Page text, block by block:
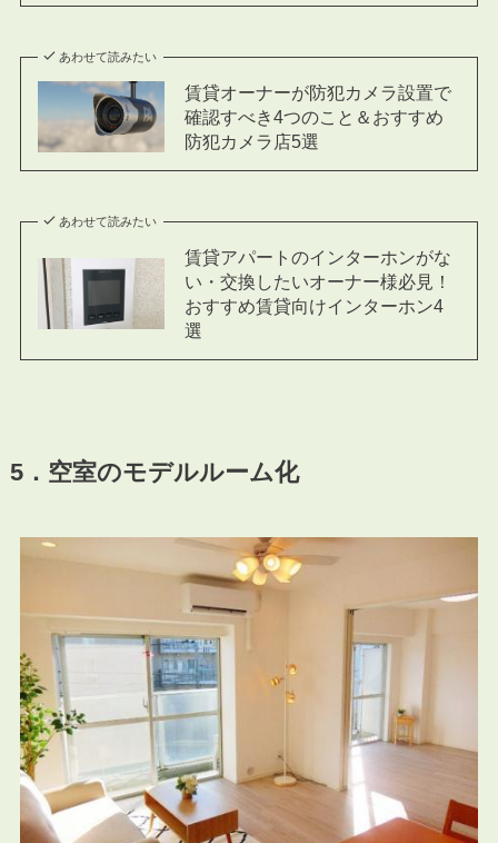
あわせて読みたい
賃貸オーナーが防犯カメラ設置で
確認すべき4つのこと＆おすすめ
防犯カメラ店5選
あわせて読みたい
賃貸アパートのインターホンがな
い・交換したいオーナー様必見！
おすすめ賃貸向けインターホン4
選
5．空室のモデルルーム化